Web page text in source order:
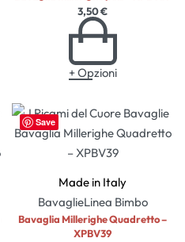
3,50€
+ Opzioni
Save
Made in Italy
BavaglieLinea Bimbo
Bavaglia Millerighe Quadretto –
XPBV39